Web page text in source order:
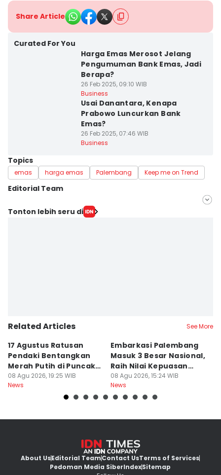
Share Article
Curated For You
Harga Emas Merosot Jelang
Pengumuman Bank Emas, Jadi
Berapa?
26 Feb 2025, 09:10 WIB
Business
Usai Danantara, Kenapa
Prabowo Luncurkan Bank
Emas?
26 Feb 2025, 07:46 WIB
Business
Topics
emas harga emas Palembang Keep me on Trend
Editorial Team
Editor
Tonton lebih seru di
Related Articles See More
17 Agustus Ratusan
Pendaki Bentangkan
Merah Putih di Puncak
Dempo
08 Agu 2026, 19:25 WIB
News
Embarkasi Palembang
Masuk 3 Besar Nasional,
Raih Nilai Kepuasan
86,65
08 Agu 2026, 15:24 WIB
News
About UsEditorial TeamContact UsTerms of Services
Pedoman Media SiberIndexSitemap